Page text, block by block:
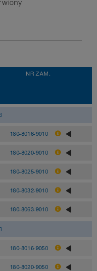
NR ZAM.
180-8016-9010
180-8020-9010
180-8025-9010
180-8032-9010
180-8063-9010
180-8016-9050
180-8020-9050